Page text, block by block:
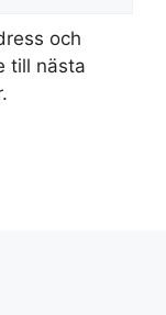
och
till nästa